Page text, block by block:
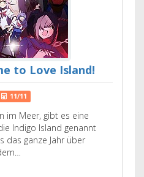
to Love Island!
11/11
im Meer, gibt es eine
Indigo Island genannt
das ganze Jahr über